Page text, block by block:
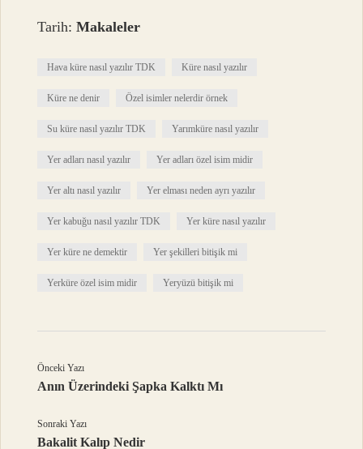
Tarih:Makaleler
Hava küre nasıl yazılır TDK Küre nasıl yazılır
Küre ne denir Özel isimler nelerdir örnek
Su küre nasıl yazılır TDK Yarımküre nasıl yazılır
Yer adları nasıl yazılır Yer adları özel isim midir
Yer altı nasıl yazılır Yer elması neden ayrı yazılır
Yer kabuğu nasıl yazılır TDK Yer küre nasıl yazılır
Yer küre ne demektir Yer şekilleri bitişik mi
Yerküre özel isim midir Yeryüzü bitişik mi
Önceki Yazı
Anın Üzerindeki Şapka Kalktı Mı
Sonraki Yazı
Bakalit Kalıp Nedir